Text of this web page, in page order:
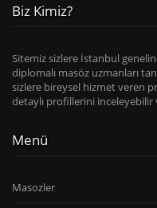
Biz Kimiz?
Sitemiz sizlere İstanbul
diplomalı masöz uzmanları
sizlere bireysel hizmet veren
detaylı profillerini
Menü
Masozler